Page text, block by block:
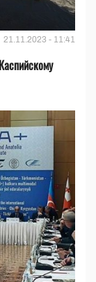
21.11.2023 - 11:41